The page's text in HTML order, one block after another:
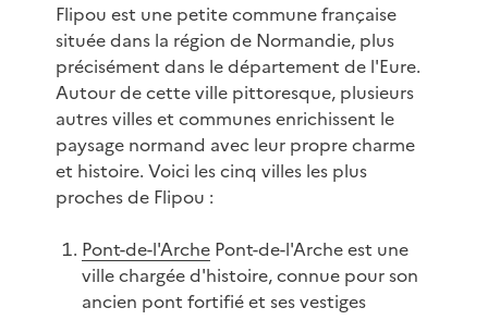
Flipou est une petite commune française
située dans la région de Normandie, plus
précisément dans le département de l'Eure.
Autour de cette ville pittoresque, plusieurs
autres villes et communes enrichissent le
paysage normand avec leur propre charme
et histoire. Voici les cinq villes les plus
proches de Flipou :
Pont-de-l'ArchePont-de-l'Arche est une
ville chargée d'histoire, connue pour son
ancien pont fortifié et ses vestiges